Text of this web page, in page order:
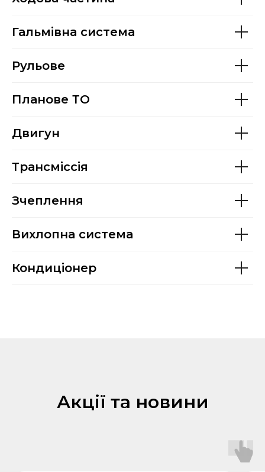
Гальмівна система
Рульове
Планове ТО
Двигун
Трансміссія
Зчеплення
Вихлопна система
Кондиціонер
Акції та новини